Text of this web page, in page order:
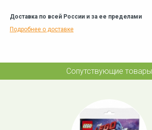
Доставка по всей России и за ее пределами
Подробнее о доставке
Сопутствующие товары